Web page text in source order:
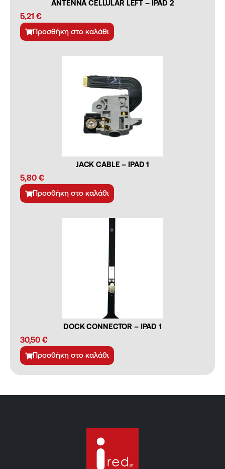
ANTENNA CELLULAR LEFT – IPAD 2
5,21 €
Προσθήκη στο καλάθι
JACK CABLE – IPAD 1
5,80 €
Προσθήκη στο καλάθι
DOCK CONNECTOR – IPAD 1
30,50 €
Προσθήκη στο καλάθι